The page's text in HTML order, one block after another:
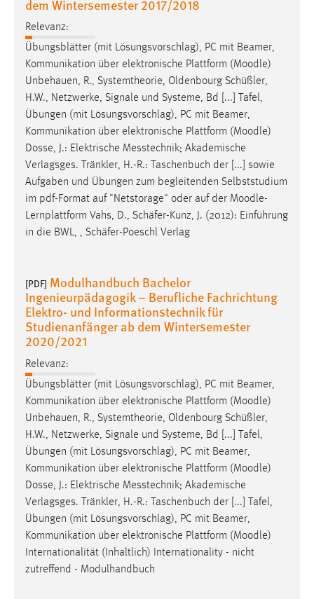
dem Wintersemester 2017/2018
Relevanz:
Übungsblätter (mit Lösungsvorschlag), PC mit Beamer,
Kommunikation über elektronische Plattform (Moodle)
Unbehauen, R., Systemtheorie, Oldenbourg Schüßler,
H.W., Netzwerke, Signale und Systeme, Bd [...] Tafel,
Übungen (mit Lösungsvorschlag), PC mit Beamer,
Kommunikation über elektronische Plattform (Moodle)
Dosse, J.: Elektrische Messtechnik; Akademische
Verlagsges. Tränkler, H.-R.: Taschenbuch der [...] sowie
Aufgaben und Übungen zum begleitenden Selbststudium
im pdf-Format auf "Netstorage" oder auf der Moodle-
Lernplattform Vahs, D., Schäfer-Kunz, J. (2012): Einführung
in die BWL, , Schäfer-Poeschl Verlag
[PDF] Modulhandbuch Bachelor
Ingenieurpädagogik – Berufliche Fachrichtung
Elektro- und Informationstechnik für
Studienanfänger ab dem Wintersemester
2020/2021
Relevanz:
Übungsblätter (mit Lösungsvorschlag), PC mit Beamer,
Kommunikation über elektronische Plattform (Moodle)
Unbehauen, R., Systemtheorie, Oldenbourg Schüßler,
H.W., Netzwerke, Signale und Systeme, Bd [...] Tafel,
Übungen (mit Lösungsvorschlag), PC mit Beamer,
Kommunikation über elektronische Plattform (Moodle)
Dosse, J.: Elektrische Messtechnik; Akademische
Verlagsges. Tränkler, H.-R.: Taschenbuch der [...] Tafel,
Übungen (mit Lösungsvorschlag), PC mit Beamer,
Kommunikation über elektronische Plattform (Moodle)
Internationalität (Inhaltlich) Internationality - nicht
zutreffend - Modulhandbuch
Cookie Laufzeit:
3 Monate
Facebook Pixel
Name:
_fbp
Anbieter:
Facebook
Zweck:
Conversion-Tracking
Cookie Laufzeit:
3 Monate
EXTERNE MEDIEN
Um Inhalte von Videoplattformen und Social Media
Plattformen anzeigen zu können, werden von diesen
externen Medien Cookies gesetzt.
YouTube
Vimeo